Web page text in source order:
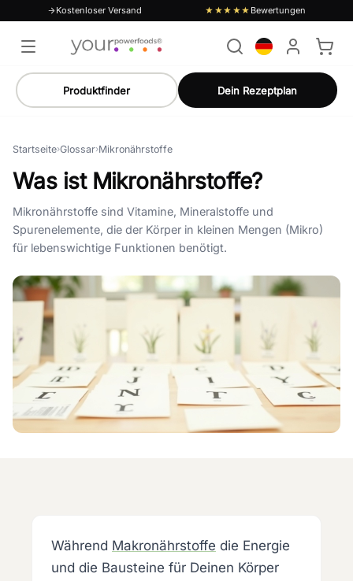
Kostenloser Versand ★★★★★ Bewertungen
Produktfinder Dein Rezeptplan
Startseite›Glossar›Mikronährstoffe
Was ist Mikronährstoffe?
Mikronährstoffe sind Vitamine, Mineralstoffe und
Spurenelemente, die der Körper in kleinen Mengen (Mikro)
für lebenswichtige Funktionen benötigt.
Während Makronährstoffe die Energie
und die Bausteine für Deinen Körper